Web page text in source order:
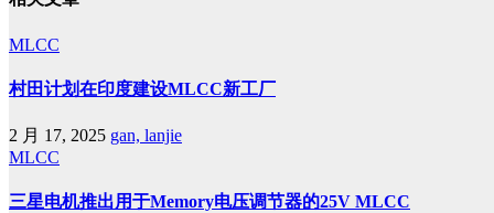
MLCC
村田计划在印度建设MLCC新工厂
2 月 17, 2025 gan, lanjie
MLCC
三星电机推出用于Memory电压调节器的25V MLCC